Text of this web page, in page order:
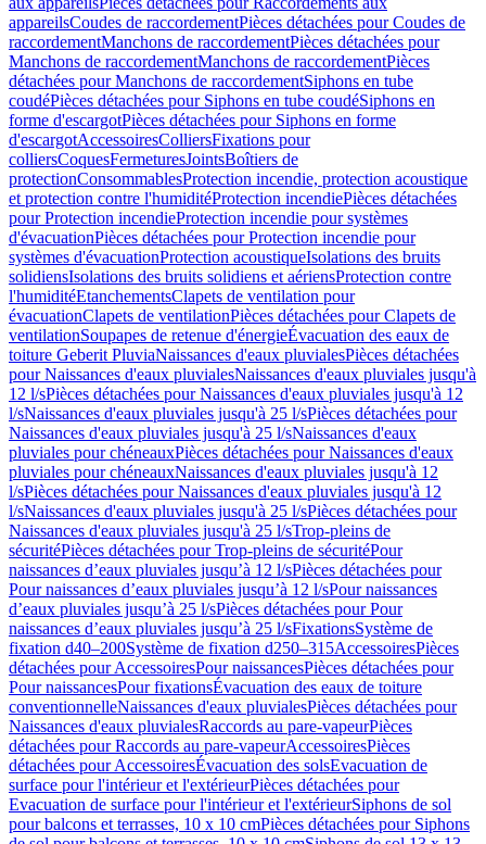
appareilsCoudes de raccordementPièces détachées pour Coudes de
raccordementManchons de raccordementPièces détachées pour
Manchons de raccordementManchons de raccordementPièces
détachées pour Manchons de raccordementSiphons en tube
coudéPièces détachées pour Siphons en tube coudéSiphons en
forme d'escargotPièces détachées pour Siphons en forme
d'escargotAccessoiresColliersFixations pour
colliersCoquesFermeturesJointsBoîtiers de
protectionConsommablesProtection incendie, protection acoustique
et protection contre l'humiditéProtection incendiePièces détachées
pour Protection incendieProtection incendie pour systèmes
d'évacuationPièces détachées pour Protection incendie pour
systèmes d'évacuationProtection acoustiqueIsolations des bruits
solidiensIsolations des bruits solidiens et aériensProtection contre
l'humiditéEtanchementsClapets de ventilation pour
évacuationClapets de ventilationPièces détachées pour Clapets de
ventilationSoupapes de retenue d'énergieÉvacuation des eaux de
toiture Geberit PluviaNaissances d'eaux pluvialesPièces détachées
pour Naissances d'eaux pluvialesNaissances d'eaux pluviales jusqu'à
12 l/sPièces détachées pour Naissances d'eaux pluviales jusqu'à 12
l/sNaissances d'eaux pluviales jusqu'à 25 l/sPièces détachées pour
Naissances d'eaux pluviales jusqu'à 25 l/sNaissances d'eaux
pluviales pour chéneauxPièces détachées pour Naissances d'eaux
pluviales pour chéneauxNaissances d'eaux pluviales jusqu'à 12
l/sPièces détachées pour Naissances d'eaux pluviales jusqu'à 12
l/sNaissances d'eaux pluviales jusqu'à 25 l/sPièces détachées pour
Naissances d'eaux pluviales jusqu'à 25 l/sTrop-pleins de
sécuritéPièces détachées pour Trop-pleins de sécuritéPour
naissances d’eaux pluviales jusqu’à 12 l/sPièces détachées pour
Pour naissances d’eaux pluviales jusqu’à 12 l/sPour naissances
d’eaux pluviales jusqu’à 25 l/sPièces détachées pour Pour
naissances d’eaux pluviales jusqu’à 25 l/sFixationsSystème de
fixation d40–200Système de fixation d250–315AccessoiresPièces
détachées pour AccessoiresPour naissancesPièces détachées pour
Pour naissancesPour fixationsÉvacuation des eaux de toiture
conventionnelleNaissances d'eaux pluvialesPièces détachées pour
Naissances d'eaux pluvialesRaccords au pare-vapeurPièces
détachées pour Raccords au pare-vapeurAccessoiresPièces
détachées pour AccessoiresÉvacuation des solsEvacuation de
surface pour l'intérieur et l'extérieurPièces détachées pour
Evacuation de surface pour l'intérieur et l'extérieurSiphons de sol
pour balcons et terrasses, 10 x 10 cmPièces détachées pour Siphons